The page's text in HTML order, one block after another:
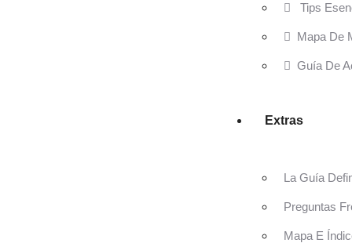
Tips
Mapa De
Guía De
Extras
La Guía
Preguntas
Mapa E